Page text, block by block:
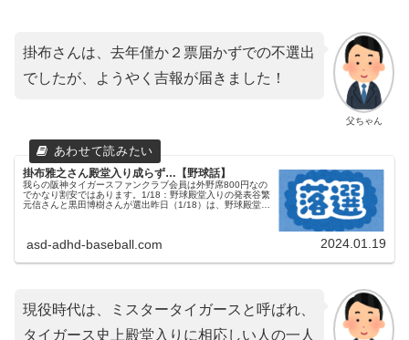
父ちゃん
掛布さんは、去年僅か２票届かずでの不選出
でしたが、ようやく吉報が届きました！
掛布雅之さん殿堂入り成らず…【野球話】
我らの阪神タイガースファンクラブ会員は外野席800円なの
でかなり割安ではあります。1/18：野球殿堂入りの発表谷繁
元信さんと黒田博樹さんが選出昨日（1/18）は、野球殿堂博
asd-adhd-baseball.com 2024.01.19
現役時代は、ミスタータイガースと呼ばれ、
タイガース史上殿堂入りに相応しい人の一人